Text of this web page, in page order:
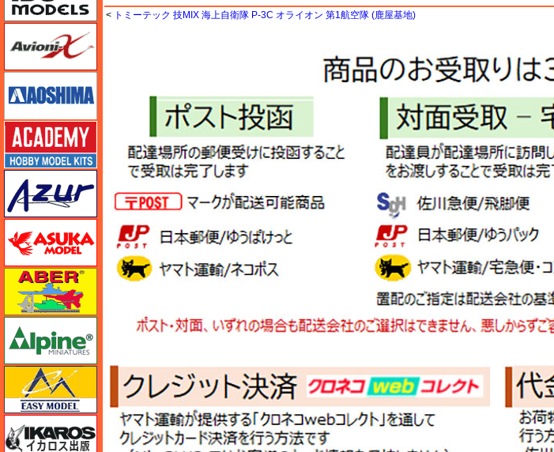
< トミーテック 技MIX 海上自衛隊 P-3C オライオン 第1航空隊 (鹿屋基地)
アズール
アスカモデル
アベール
アルパイン
イージーモデル
イカロス出版